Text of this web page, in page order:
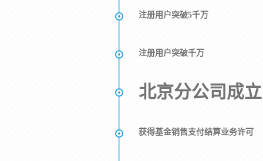
注册用户突破5千万
注册用户突破千万
北京分公司成立
获得基金销售支付结算业务许可